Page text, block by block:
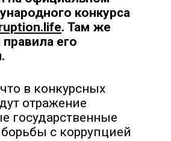
конкурса
. Там же
его
в конкурсных
отражение
государственные
с коррупцией